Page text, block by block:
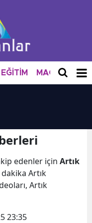
EĞİTİM MAGAZİN
edenler için Artık
Artık
Artık
23:35